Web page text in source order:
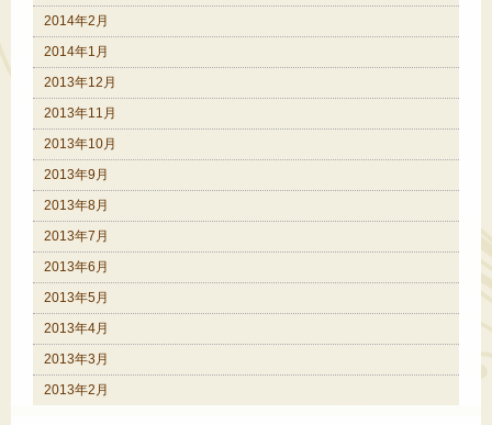
2014年2月
2014年1月
2013年12月
2013年11月
2013年10月
2013年9月
2013年8月
2013年7月
2013年6月
2013年5月
2013年4月
2013年3月
2013年2月